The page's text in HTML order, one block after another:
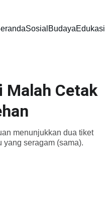
Sosial BudayaEdukasi
Malah Cetak
menunjukkan dua tiket
yang seragam (sama).